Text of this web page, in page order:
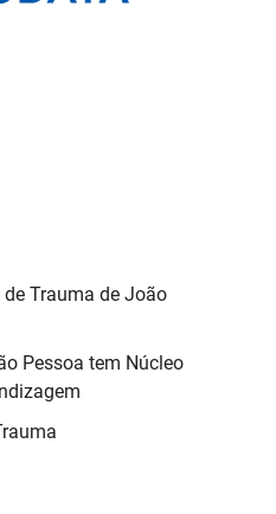
Trauma de João
Pessoa tem Núcleo